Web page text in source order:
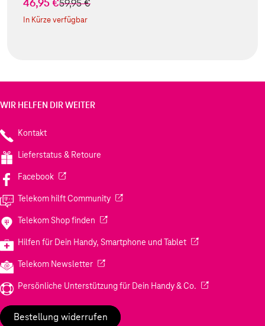
59,95 €
In Kürze verfügbar
WIR HELFEN DIR WEITER
Kontakt
Lieferstatus & Retoure
Facebook(Wird in einem neuen Tab geöffnet)
Telekom hilft Community(Wird in einem neuen Tab geöffnet)
Telekom Shop finden (Wird in einem neuen Tab geöffnet)
Hilfen für Dein Handy, Smartphone und Tablet(Wird in einem
Telekom Newsletter(Wird in einem neuen Tab geöffnet)
Persönliche Unterstützung für Dein Handy & Co. (Wird in einem
Bestellung widerrufen